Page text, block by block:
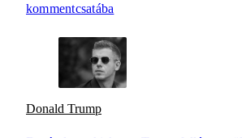
kommentcsatába
Donald Trump